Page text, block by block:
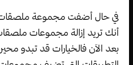
في حال أضفت مجموعة ملصقات
أنك تريد إزالة مجموعات
بعد الآن فالخيارات قد تبدو